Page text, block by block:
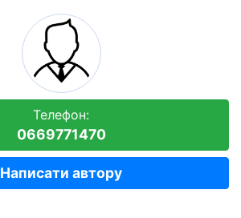
Телефон:
0669771470
Написати автору